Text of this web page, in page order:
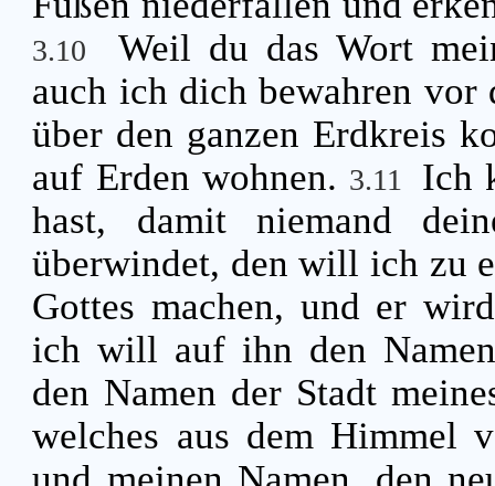
3.10
Weil du das Wort
auch ich dich bewahren vor
über den ganzen Erdkreis
auf Erden wohnen. 3.11
Ich
hast, damit niemand
überwindet, den will ich zu
Gottes machen, und er
ich will auf ihn den
den Namen der Stadt
welches aus dem Himmel